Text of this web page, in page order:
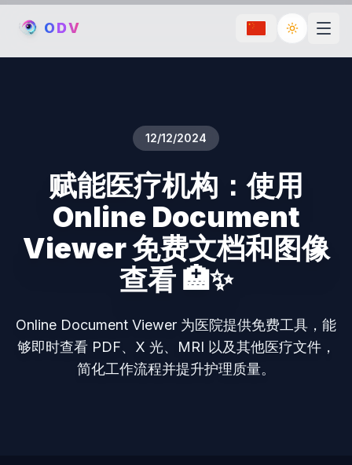
ODV Toggle
12/12/2024
赋能医疗机构：使用
Online Document
Viewer 免费文档和图像
查看 🏥✨
Online Document Viewer 为医院提供免费工具，能
够即时查看 PDF、X 光、MRI 以及其他医疗文件，
简化工作流程并提升护理质量。